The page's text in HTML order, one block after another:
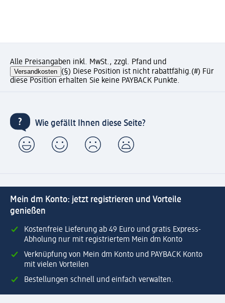
Alle Preisangaben inkl. MwSt., zzgl. Pfand und
Versandkosten (§) Diese Position ist nicht rabattfähig.(#) Für
diese Position erhalten Sie keine PAYBACK Punkte.
Wie gefällt Ihnen diese Seite?
Mein dm Konto: jetzt registrieren und Vorteile
genießen
Kostenfreie Lieferung ab 49 Euro und gratis Express-
Abholung nur mit registriertem Mein dm Konto
Verknüpfung von Mein dm Konto und PAYBACK Konto
mit vielen Vorteilen
Bestellungen schnell und einfach verwalten.